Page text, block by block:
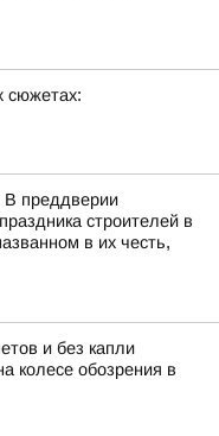
сюжетах:
В преддверии
строителей в
в их честь,
и без капли
колесе обозрения в